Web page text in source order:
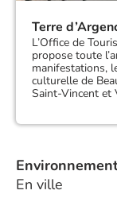
Terre
L’Office de
propose toute
manifestations,
culturelle de
Saint-Vincent et
En ville